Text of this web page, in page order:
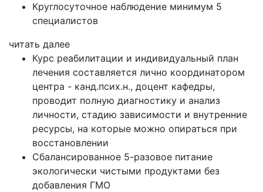
Круглосуточное наблюдение минимум 5
специалистов
читать далее
Курс реабилитации и индивидуальный план
лечения составляется лично координатором
центра - канд.псих.н., доцент кафедры,
проводит полную диагностику и анализ
личности, стадию зависимости и внутренние
ресурсы, на которые можно опираться при
восстановлении
Сбалансированное 5-разовое питание
экологически чистыми продуктами без
добавления ГМО